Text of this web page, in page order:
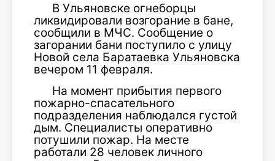
В Ульяновске огнеборцы
ликвидировали возгорание в бане,
сообщили в МЧС. Сообщение о
загорании бани поступило с улицу
Новой села Баратаевка Ульяновска
вечером 11 февраля.
На момент прибытия первого
пожарно-спасательного
подразделения наблюдался густой
дым. Специалисты оперативно
потушили пожар. На месте
работали 28 человек личного